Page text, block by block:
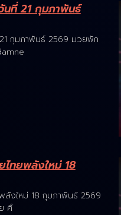
ที่ 21 กุมภาพันธ์
กุมภาพันธ์ 2569 มวยพัก
ทยพลังใหม่ 18
งใหม่ 18 กุมภาพันธ์ 2569
ศึ